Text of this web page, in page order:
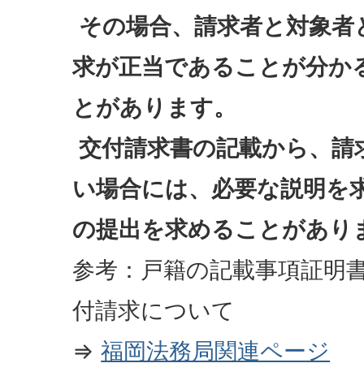
その場合、請求者と対象
求が正当であることが分か
とがあります。
交付請求書の記載から、
い場合には、必要な説明を
の提出を求めることがあり
参考：戸籍の記載事項証明
付請求について
⇒福岡法務局関連ページ